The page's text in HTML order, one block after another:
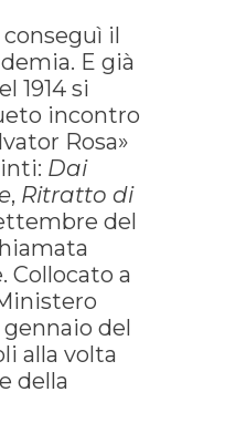
conseguì il
E già
1914 si
incontro
Rosa»
Dai
, Ritratto di
del
Collocato a
gennaio del
alla volta
della